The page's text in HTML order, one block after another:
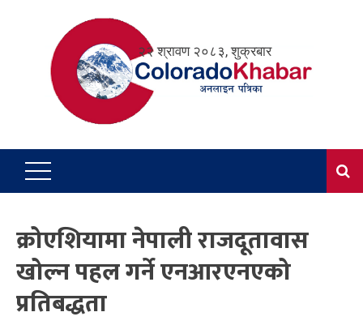
२२ श्रावण २०८३, शुक्रबार
क्रोएशियामा नेपाली राजदूतावास
खोल्न पहल गर्ने एनआरएनएको
प्रतिबद्धता